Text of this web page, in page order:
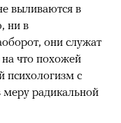
выливаются в
ни в
они служат
что похожей
психологизм с
меру радикальной